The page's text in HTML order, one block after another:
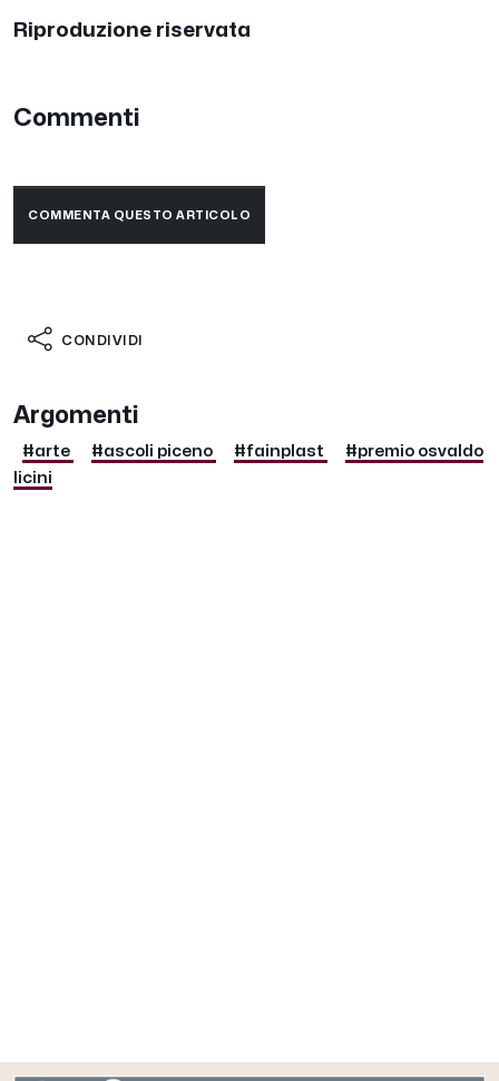
Riproduzione riservata
Commenti
COMMENTA QUESTO ARTICOLO
CONDIVIDI
Argomenti
#arte #ascoli piceno #fainplast
#premio osvaldo
licini